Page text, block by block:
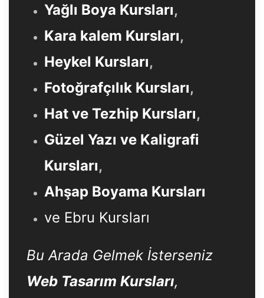
Yağlı Boya Kursları,
Kara kalem Kursları,
Heykel Kursları,
Fotoğrafçılık Kursları,
Hat ve Tezhip Kursları,
Güzel Yazı ve Kaligrafi
Kursları,
Ahşap Boyama Kursları
ve Ebru Kursları
Bu Arada Gelmek İsterseniz
Web Tasarım Kursları,